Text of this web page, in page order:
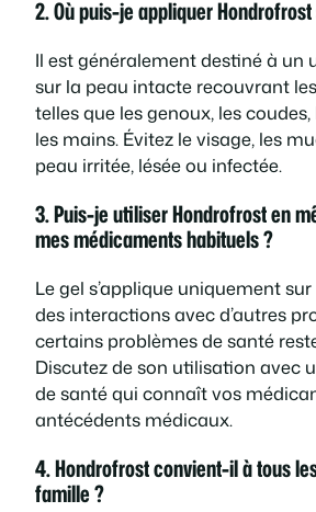
2. Où puis-je appliquer
Il est généralement destiné à un
sur la peau intacte recouvrant
telles que les genoux, les
les mains. Évitez le visage, les
peau irritée, lésée ou infectée.
3. Puis-je utiliser Hondrofrost en
mes médicaments habituels ?
Le gel s’applique uniquement
des interactions avec d’autres
certains problèmes de santé
Discutez de son utilisation avec
de santé qui connaît vos
antécédents médicaux.
4. Hondrofrost convient-il à tous
famille ?